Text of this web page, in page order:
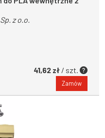
z o.o.
41,62 zł / szt.
Zamów